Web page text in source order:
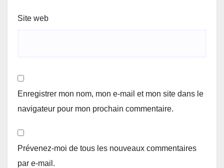
Site web
Enregistrer mon nom, mon e-mail et mon site dans le
navigateur pour mon prochain commentaire.
Prévenez-moi de tous les nouveaux commentaires
par e-mail.